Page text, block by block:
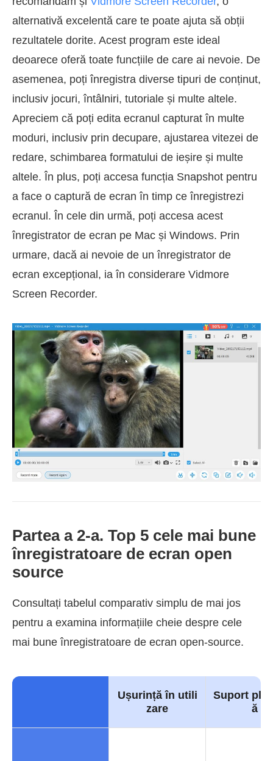
alternativă excelentă care te poate ajuta să obții
rezultatele dorite. Acest program este ideal
deoarece oferă toate funcțiile de care ai nevoie. De
asemenea, poți înregistra diverse tipuri de conținut,
inclusiv jocuri, întâlniri, tutoriale și multe altele.
Apreciem că poți edita ecranul capturat în multe
moduri, inclusiv prin decupare, ajustarea vitezei de
redare, schimbarea formatului de ieșire și multe
altele. În plus, poți accesa funcția Snapshot pentru
a face o captură de ecran în timp ce înregistrezi
ecranul. În cele din urmă, poți accesa acest
înregistrator de ecran pe Mac și Windows. Prin
urmare, dacă ai nevoie de un înregistrator de
ecran excepțional, ia în considerare Vidmore
Screen Recorder.
Partea a 2-a. Top 5 cele mai bune
înregistratoare de ecran open
source
Consultați tabelul comparativ simplu de mai jos
pentru a examina informațiile cheie despre cele
mai bune înregistratoare de ecran open-source.
Ușurință în utili
zare
Suport
ă